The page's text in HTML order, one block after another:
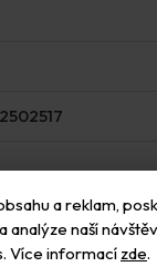
a reklam,
analýze naší
Více informacízde.